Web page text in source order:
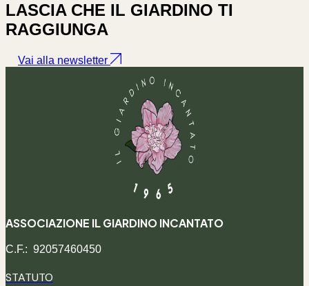
LASCIA CHE IL GIARDINO TI
RAGGIUNGA
ASSOCIAZIONE IL GIARDINO INCANTATO
C.F.: 92057460450
STATUTO